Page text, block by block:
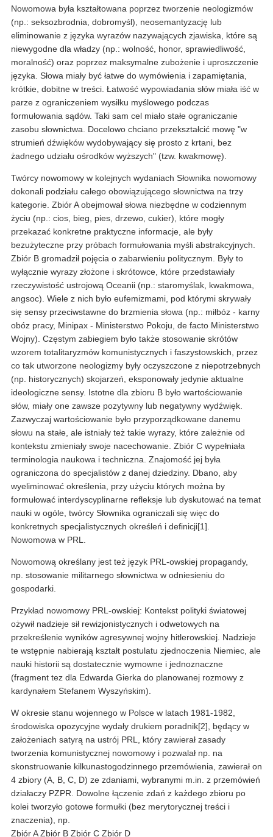
Nowomowa była kształtowana poprzez tworzenie neologizmów
(np.: seksozbrodnia, dobromyśl), neosemantyzację lub
eliminowanie z języka wyrazów nazywających zjawiska, które są
niewygodne dla władzy (np.: wolność, honor, sprawiedliwość,
moralność) oraz poprzez maksymalne zubożenie i uproszczenie
języka. Słowa miały być łatwe do wymówienia i zapamiętania,
krótkie, dobitne w treści. Łatwość wypowiadania słów miała iść w
parze z ograniczeniem wysiłku myślowego podczas
formułowania sądów. Taki sam cel miało stałe ograniczanie
zasobu słownictwa. Docelowo chciano przekształcić mowę "w
strumień dźwięków wydobywający się prosto z krtani, bez
żadnego udziału ośrodków wyższych" (tzw. kwakmowę).
Twórcy nowomowy w kolejnych wydaniach Słownika nowomowy
dokonali podziału całego obowiązującego słownictwa na trzy
kategorie. Zbiór A obejmował słowa niezbędne w codziennym
życiu (np.: cios, bieg, pies, drzewo, cukier), które mogły
przekazać konkretne praktyczne informacje, ale były
bezużyteczne przy próbach formułowania myśli abstrakcyjnych.
Zbiór B gromadził pojęcia o zabarwieniu politycznym. Były to
wyłącznie wyrazy złożone i skrótowce, które przedstawiały
rzeczywistość ustrojową Oceanii (np.: staromyślak, kwakmowa,
angsoc). Wiele z nich było eufemizmami, pod którymi skrywały
się sensy przeciwstawne do brzmienia słowa (np.: miłbóz - karny
obóz pracy, Minipax - Ministerstwo Pokoju, de facto Ministerstwo
Wojny). Częstym zabiegiem było także stosowanie skrótów
wzorem totalitaryzmów komunistycznych i faszystowskich, przez
co tak utworzone neologizmy były oczyszczone z niepotrzebnych
(np. historycznych) skojarzeń, eksponowały jedynie aktualne
ideologiczne sensy. Istotne dla zbioru B było wartościowanie
słów, miały one zawsze pozytywny lub negatywny wydźwięk.
Zazwyczaj wartościowanie było przyporządkowane danemu
słowu na stałe, ale istniały też takie wyrazy, które zależnie od
kontekstu zmieniały swoje nacechowanie. Zbiór C wypełniała
terminologia naukowa i techniczna. Znajomość jej była
ograniczona do specjalistów z danej dziedziny. Dbano, aby
wyeliminować określenia, przy użyciu których można by
formułować interdyscyplinarne refleksje lub dyskutować na temat
nauki w ogóle, twórcy Słownika ograniczali się więc do
konkretnych specjalistycznych określeń i definicji[1].
Nowomowa w PRL.
Nowomową określany jest też język PRL-owskiej propagandy,
np. stosowanie militarnego słownictwa w odniesieniu do
gospodarki.
Przykład nowomowy PRL-owskiej: Kontekst polityki światowej
ożywił nadzieje sił rewizjonistycznych i odwetowych na
przekreślenie wyników agresywnej wojny hitlerowskiej. Nadzieje
te wstępnie nabierają kształt postulatu zjednoczenia Niemiec, ale
nauki historii są dostatecznie wymowne i jednoznaczne
(fragment tez dla Edwarda Gierka do planowanej rozmowy z
kardynałem Stefanem Wyszyńskim).
W okresie stanu wojennego w Polsce w latach 1981-1982,
środowiska opozycyjne wydały drukiem poradnik[2], będący w
założeniach satyrą na ustrój PRL, który zawierał zasady
tworzenia komunistycznej nowomowy i pozwalał np. na
skonstruowanie kilkunastogodzinnego przemówienia, zawierał on
4 zbiory (A, B, C, D) ze zdaniami, wybranymi m.in. z przemówień
działaczy PZPR. Dowolne łączenie zdań z każdego zbioru po
kolei tworzyło gotowe formułki (bez merytorycznej treści i
znaczenia), np.
Zbiór A Zbiór B Zbiór C Zbiór D